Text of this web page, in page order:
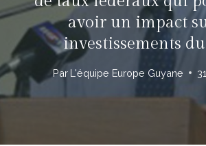
avoir un impact
investissements
Par L'équipe Europe Guyane